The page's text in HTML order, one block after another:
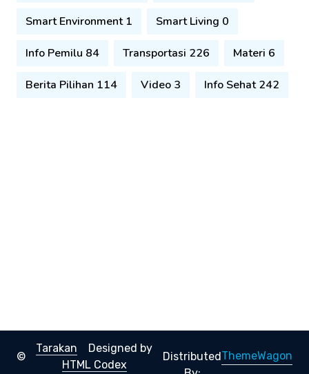
Smart Environment 1 Smart Living 0
Info Pemilu 84 Transportasi 226 Materi 6
Berita Pilihan 114 Video 3 Info Sehat 242
©
Tarakan
Designed by
HTML Codex
DistributedThemeWagon